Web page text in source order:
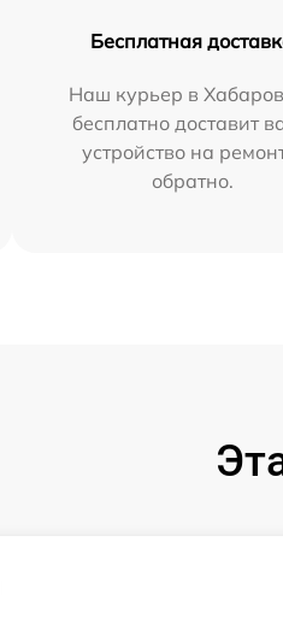
Бесплатная
Наш курьер в
бесплатно доставит
устройство на
обратно.